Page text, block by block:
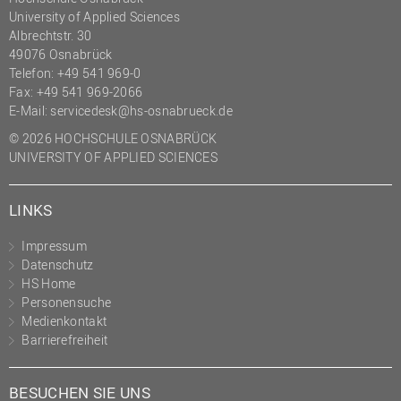
(PMO)
Prozessmanagement
Recht
Science to Business GmbH
Studierendensekretariat
Studium und Lehre
Innovationsmanagement
University of Applied Sciences
Albrechtstr. 30
49076 Osnabrück
Telefon: +49 541 969-0
Fax: +49 541 969-2066
E-Mail: servicedesk@hs-osnabrueck.de
© 2026 HOCHSCHULE OSNABRÜCK
UNIVERSITY OF APPLIED SCIENCES
LINKS
Impressum
Datenschutz
HS Home
Personensuche
Medienkontakt
Barrierefreiheit
BESUCHEN SIE UNS